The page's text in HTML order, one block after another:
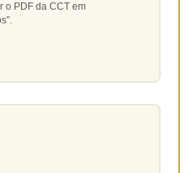
o PDF da CCT em